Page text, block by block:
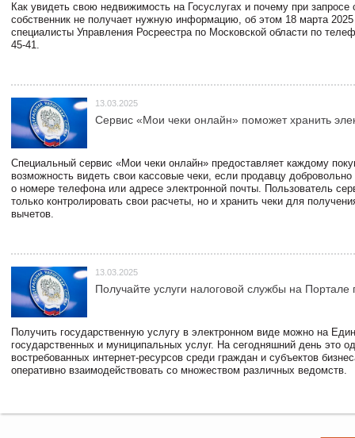
Как увидеть свою недвижимость на Госуслугах и почему при запросе
собственник не получает нужную информацию, об этом 18 марта 2025
специалисты Управления Росреестра по Московской области по
45-41.
13.03.2025
Сервис «Мои чеки онлайн» поможет хранить
Специальный сервис «Мои чеки онлайн» предоставляет каждому
возможность видеть свои кассовые чеки, если продавцу
о номере телефона или адресе электронной почты. Пользователь
только контролировать свои расчеты, но и хранить чеки для
вычетов.
13.03.2025
Получайте услуги налоговой службы на Портале
Получить государственную услугу в электронном виде можно на
государственных и муниципальных услуг. На сегодняшний день это
востребованных интернет-ресурсов среди граждан и субъектов
оперативно взаимодействовать со множеством различных ведомств.